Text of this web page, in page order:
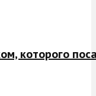
которого